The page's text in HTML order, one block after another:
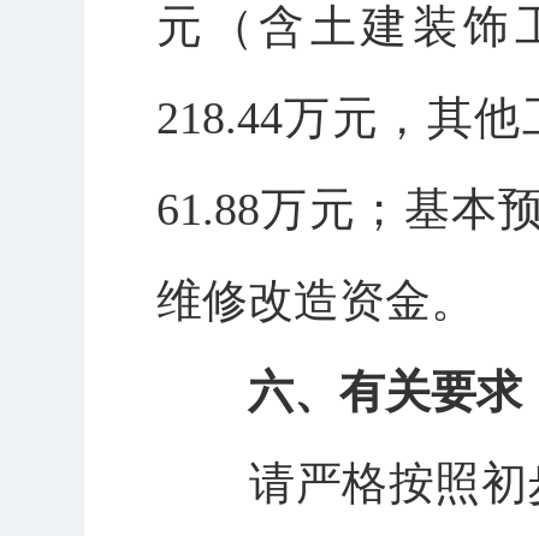
元（含土建装饰
218.44万元，其
61.88万元；基本
维修改造资金。
六、有关要求
请严格按照